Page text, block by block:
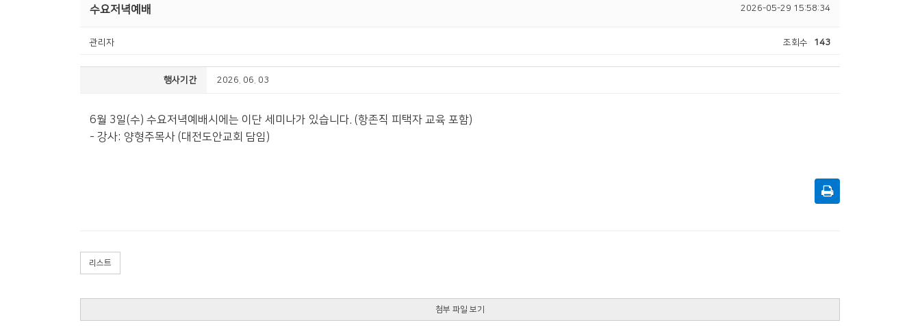
수요저녁예배 2026-05-29 15:58:34
관리자 조회수 143
행사기간 2026. 06. 03
6월 3일(수) 수요저녁예배시에는 이단 세미나가 있습니다. (항존직 피택자 교육 포함)
- 강사: 양형주목사 (대전도안교회 담임)
리스트
첨부 파일 보기